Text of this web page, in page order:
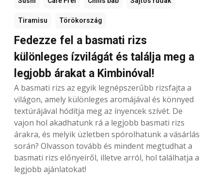
Tiramisu Törökország
Fedezze fel a basmati rizs
különleges ízvilágát és találja meg a
legjobb árakat a Kimbinóval!
A basmati rizs az egyik legnépszerűbb rizsfajta a
világon, amely különleges aromájával és könnyed
textúrájával hódítja meg az ínyencek szívét. De
vajon hol akadhatunk rá a legjobb basmati rizs
árakra, és melyik üzletben spórolhatunk a vásárlás
során? Olvasson tovább és mindent megtudhat a
basmati rizs előnyeiről, illetve arról, hol találhatja a
legjobb ajánlatokat!